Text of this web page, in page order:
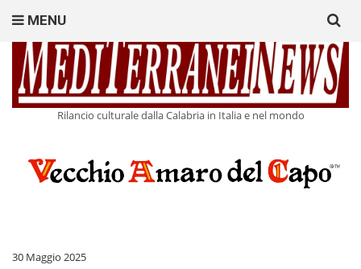
Rilancio culturale dalla Calabria in Italia e nel mondo
MENU
for:
30 Maggio 2025